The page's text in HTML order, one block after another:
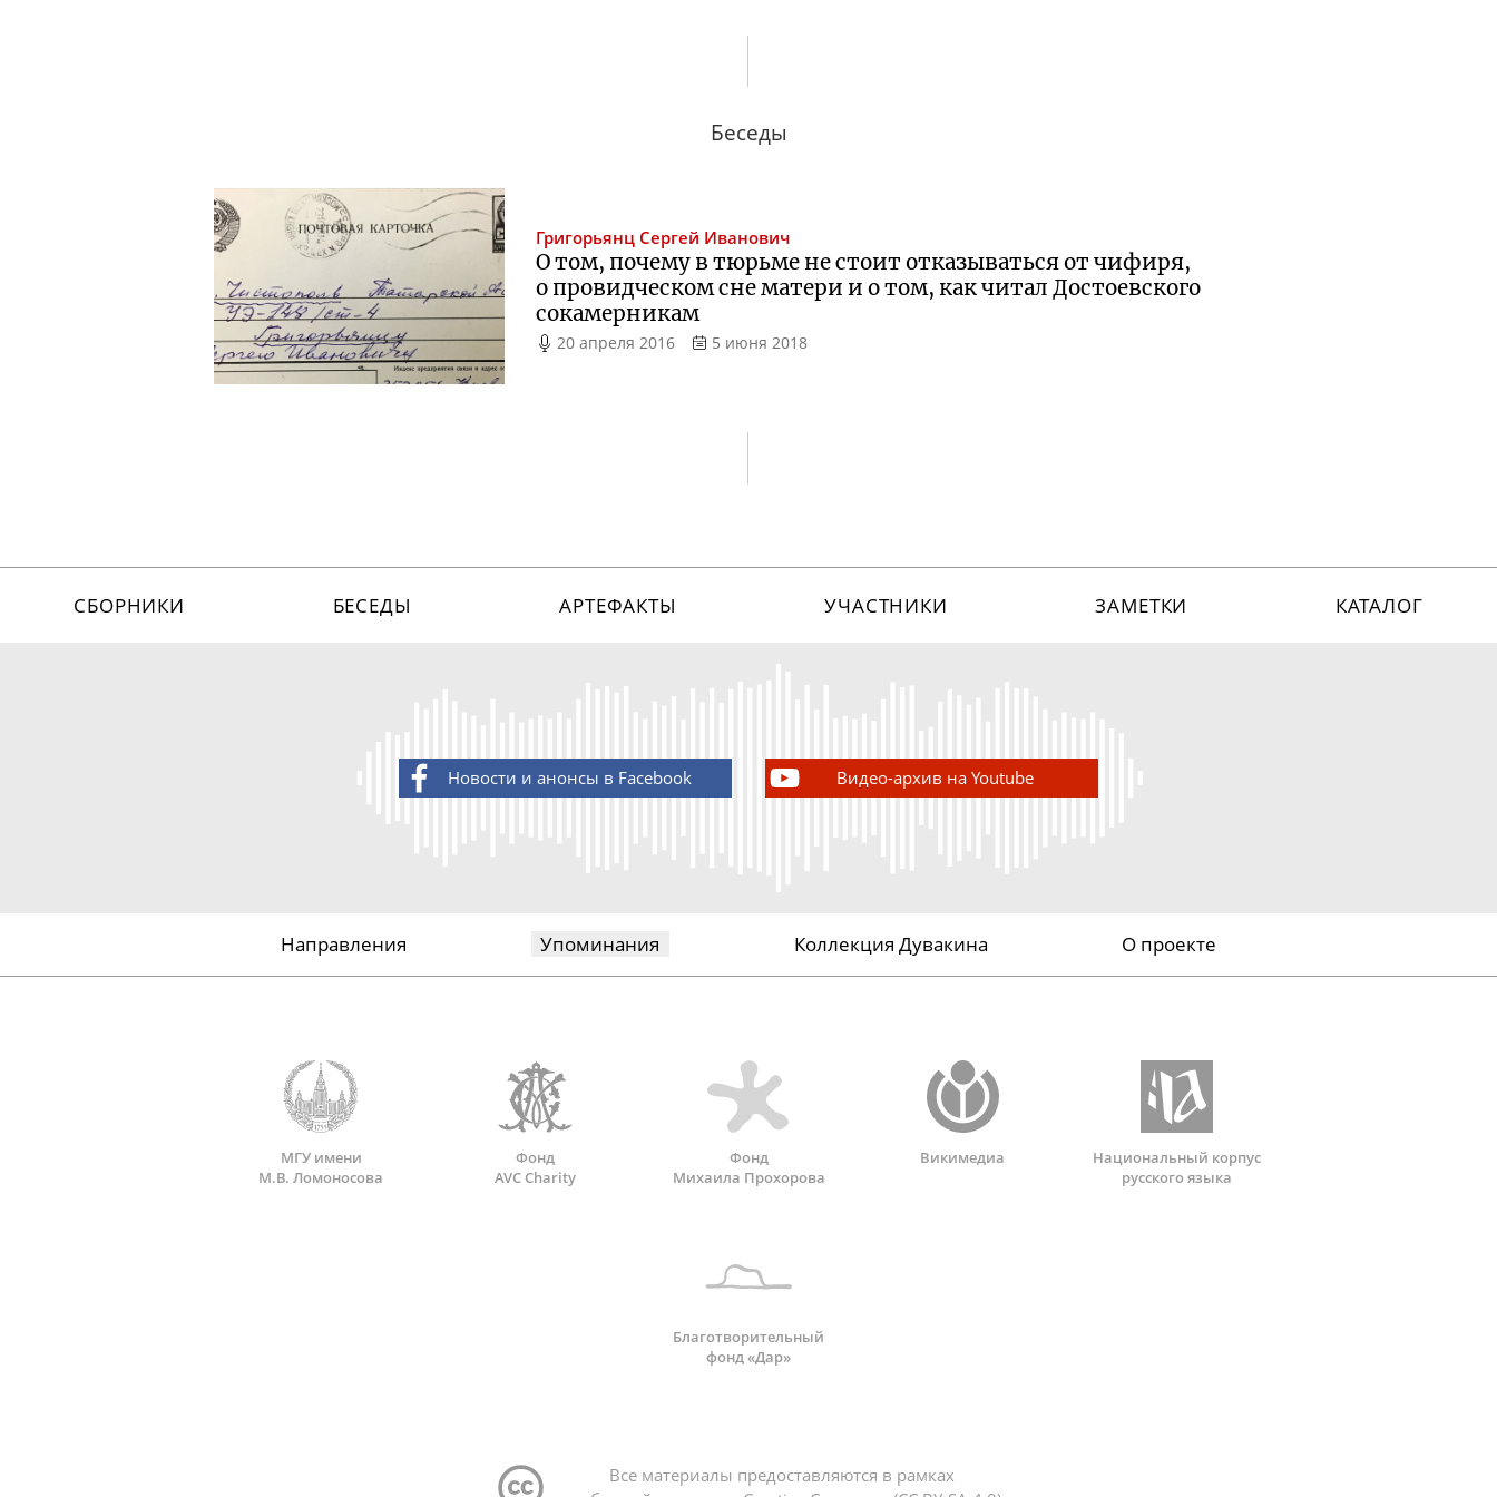
Беседы
Григорьянц Сергей Иванович
О том, почему в тюрьме не стоит отказываться от чифиря,
о провидческом сне матери и о том, как читал Достоевского
сокамерникам
20 апреля 2016 5 июня 2018
СБОРНИКИ БЕСЕДЫ АРТЕФАКТЫ УЧАСТНИКИ ЗАМЕТКИ КАТАЛОГ
Новости и анонсы в Facebook Видео-архив на Youtube
Направления Упоминания Коллекция Дувакина О проекте
МГУ имени
М.В. Ломоносова
Фонд
AVC Charity
Фонд
Михаила Прохорова
Викимедиа
Национальный корпус
русского языка
Благотворительный
фонд «Дар»
Все материалы предоставляются в рамках